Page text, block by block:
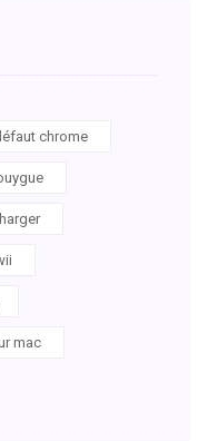
chrome
mac